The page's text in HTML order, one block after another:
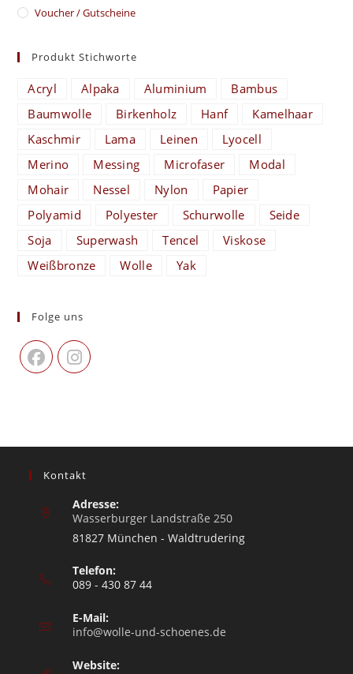
Voucher / Gutscheine
Produkt Stichworte
Acryl Alpaka Aluminium
Bambus
Baumwolle
Birkenholz Hanf
Kamelhaar
Kaschmir
Lama Leinen
Lyocell
Merino
Messing Microfaser
Modal
Mohair
Nessel Nylon
Papier
Polyamid
Polyester Schurwolle
Seide
Soja
Superwash Tencel
Viskose
Weißbronze
Wolle Yak
Folge uns
Kontakt
Adresse:
Wasserburger Landstraße 250
81827 München - Waldtrudering
Telefon:
089 - 430 87 44
E-Mail:
info@wolle-und-schoenes.de
Website: